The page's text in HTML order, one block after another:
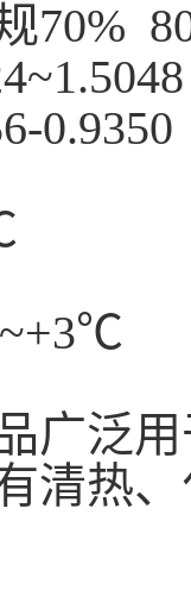
70%
0.9350
广泛
清热